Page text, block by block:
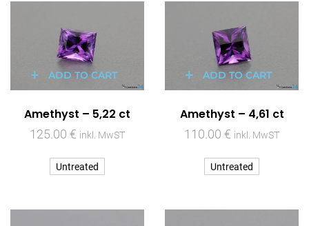
ADD TO CART
Amethyst – 5,22 ct
125.00 € inkl. MwST
Untreated
ADD TO CART
Amethyst – 4,61 ct
110.00 € inkl. MwST
Untreated